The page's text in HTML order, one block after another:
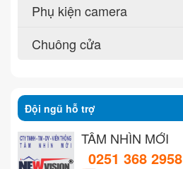
Phụ kiện camera
Chuông cửa
Đội ngũ hỗ trợ
TẦM NHÌN MỚI
0251 368 2958